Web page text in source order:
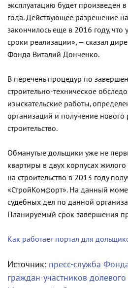
эксплуатацию будет произведен
года. Действующее разрешение на
закончилось еще в 2016 году, что
сроки реализации», — сказал
Фонда Виталий Донченко.
В перечень процедур по
строительно-техническое
изыскательские работы,
организаций и получение
строительство.
Обманутые дольщики уже не
квартиры в двух корпусах
на строительство в 2013 году
«СтройКомфорт». На данный
судебных дел по данной
Планируемый срок завершения
Как работает портал для
Источник: пресс-служба
граждан-участников долевого